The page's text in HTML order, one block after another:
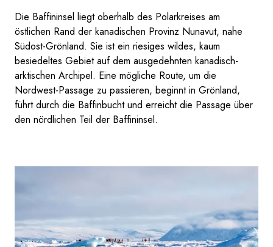
Die Baffininsel liegt oberhalb des Polarkreises am
östlichen Rand der kanadischen Provinz Nunavut, nahe
Südost-Grönland. Sie ist ein riesiges wildes, kaum
besiedeltes Gebiet auf dem ausgedehnten kanadisch-
arktischen Archipel. Eine mögliche Route, um die
Nordwest-Passage zu passieren, beginnt in Grönland,
führt durch die Baffinbucht und erreicht die Passage über
den nördlichen Teil der Baffininsel.